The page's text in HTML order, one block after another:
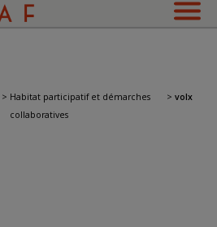
> Habitat participatif et démarches
collaboratives
> volx